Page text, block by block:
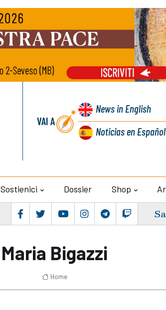
VAI A
Newsin English
Noticiasen Español
Sostienici Dossier Shop
Maria Bigazzi
Home